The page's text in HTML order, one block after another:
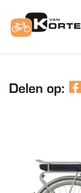
Delen op: